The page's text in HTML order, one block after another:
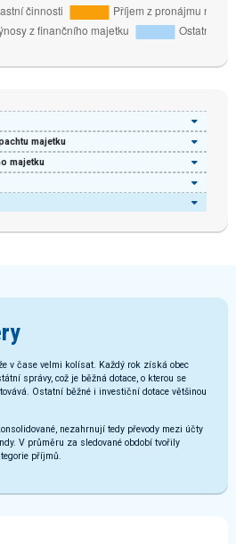
majetku
majetku
v čase velmi kolísat. Každý rok získá obec
správy, což je běžná dotace, o kterou se
Ostatní běžné i investiční dotace většinou
nezahrnují tedy převody mezi účty
V průměru za sledované období tvořily
příjmů.